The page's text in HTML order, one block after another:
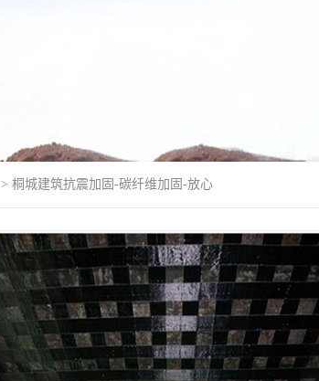
> 桐城建筑抗震加固-碳纤维加固-放心